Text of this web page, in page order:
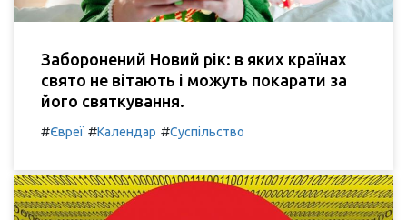
Заборонений Новий рік: в яких країнах
свято не вітають і можуть покарати за
його святкування.
#Євреї #Календар #Суспільство